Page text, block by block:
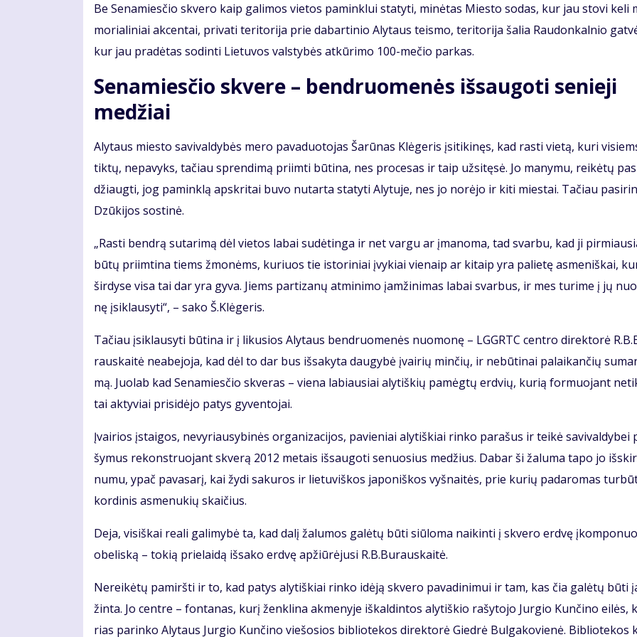
Be Se­na­mies­čio skve­ro kaip ga­li­mos vie­tos pa­min­klui sta­ty­ti, mi­nė­tas Mies­to so­das, kur jau sto­vi ke­li
mo­ria­li­niai ak­cen­tai, pri­va­ti te­ri­to­ri­ja prie da­bar­ti­nio Aly­taus teis­mo, te­ri­to­ri­ja ša­lia Rau­don­kal­nio
kur jau pra­dė­tas so­din­ti Lie­tu­vos vals­ty­bės at­kū­ri­mo 100-me­čio par­kas.
Se­na­mies­čio skve­re – ben­druo­me­nės iš­sau­go­ti se­nie­ji
me­džiai
Aly­taus mies­to sa­vi­val­dy­bės me­ro pa­va­duo­to­jas Ša­rū­nas Klė­ge­ris įsi­ti­ki­nęs, kad ras­ti vie­tą, ku­ri
tik­tų, ne­pa­vyks, ta­čiau spren­di­mą pri­im­ti bū­ti­na, nes pro­ce­sas ir taip už­si­tę­sė. Jo ma­ny­mu, rei­kė­tų
džiaug­ti, jog pa­min­klą ap­skri­tai bu­vo nu­tar­ta sta­ty­ti Aly­tu­je, nes jo no­rė­jo ir ki­ti mies­tai. Ta­čiau
Dzū­ki­jos sos­ti­nė.
„Ras­ti ben­drą su­ta­ri­mą dėl vie­tos la­bai su­dė­tin­ga ir net var­gu ar įma­no­ma, tad svar­bu, kad ji
bū­tų pri­im­ti­na tiems žmo­nėms, ku­riuos tie is­to­ri­niai įvy­kiai vie­naip ar ki­taip yra pa­lie­tę as­me­niš­kai,
šir­dy­se vi­sa tai dar yra gy­va. Jiems par­ti­za­nų at­mi­ni­mo įam­ži­ni­mas la­bai svar­bus, ir mes tu­ri­me į jų
nę įsi­klau­sy­ti“, – sa­ko Š.Klė­ge­ris.
Ta­čiau įsi­klau­sy­ti bū­ti­na ir į li­ku­sios Aly­taus ben­druo­me­nės nuo­mo­nę – LGGRTC cen­tro di­rek­to­rė
raus­kai­tė ne­abe­jo­ja, kad dėl to dar bus iš­sa­ky­ta dau­gy­bė įvai­rių min­čių, ir ne­bū­ti­nai pa­lai­kan­čių
mą. Juo­lab kad Se­na­mies­čio skve­ras – vie­na la­biau­siai aly­tiš­kių pa­mėg­tų erd­vių, ku­rią for­muo­jant
tai ak­ty­viai pri­si­dė­jo pa­tys gy­ven­to­jai.
Įvai­rios įstai­gos, ne­vy­riau­sy­bi­nės or­ga­ni­za­ci­jos, pa­vie­niai aly­tiš­kiai rin­ko pa­ra­šus ir tei­kė sa­vi­val­dy­bei
šy­mus re­konst­ruo­jant skve­rą 2012 me­tais iš­sau­go­ti se­nuo­sius me­džius. Da­bar ši ža­lu­ma ta­po jo
nu­mu, ypač pa­va­sa­rį, kai žy­di sa­ku­ros ir lie­tu­viš­kos ja­po­niš­kos vyš­nai­tės, prie ku­rių pa­da­ro­mas
kor­di­nis as­me­nu­kių skai­čius.
De­ja, vi­siš­kai re­a­li ga­li­my­bė ta, kad da­lį ža­lu­mos galėtų būti siū­lo­ma nai­kin­ti į skve­ro erd­vę
obe­lis­ką – to­kią prie­lai­dą iš­sa­ko erd­vę ap­žiū­rė­ju­si R.B.Bu­raus­kai­tė.
Ne­rei­kė­tų pa­mirš­ti ir to, kad pa­tys aly­tiš­kiai rin­ko idė­ją skve­ro pa­va­di­ni­mui ir tam, kas čia ga­lė­tų bū­ti
žin­ta. Jo cen­tre – fon­ta­nas, ku­rį žen­kli­na ak­me­ny­je iš­kal­din­tos aly­tiš­kio ra­šy­to­jo Jur­gio Kun­či­no ei­lės,
rias pa­rin­ko Aly­taus Jur­gio Kun­či­no vie­šo­sios bib­lio­te­kos di­rek­to­rė Gied­rė Bul­ga­ko­vie­nė. Bib­lio­te­kos